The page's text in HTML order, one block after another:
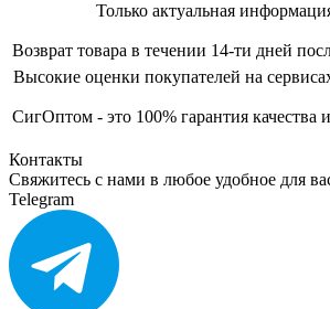
Только актуальная
Возврат товара в течении 14-ти дней
Высокие оценки покупателей на
СигОптом - это 100% гарантия качества
Контакты
Свяжитесь с нами в любое удобное для
Telegram